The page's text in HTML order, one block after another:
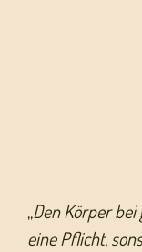
„Den Körper
eine Pflicht,